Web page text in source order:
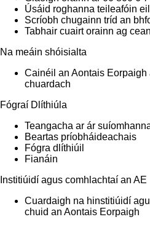
Úsáid roghanna teileafóin
Scríobh chugainn tríd an
Tabhair cuairt orainn ag
Na meáin shóisialta
Cainéil an Aontais
chuardach
Fógraí Dlíthiúla
Teangacha ar ár
Beartas príobháideachais
Fógra dlíthiúil
Fianáin
Institiúidí agus comhlachtaí an AE
Cuardaigh na hinstitiúidí
chuid an Aontais Eorpaigh